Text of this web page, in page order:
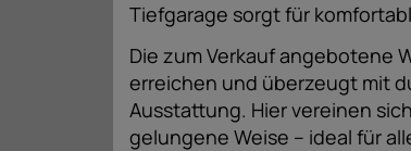
Tiefgarage sorgt für
Die zum Verkauf angebotene
erreichen und überzeugt mit
Ausstattung. Hier vereinen
gelungene Weise – ideal für